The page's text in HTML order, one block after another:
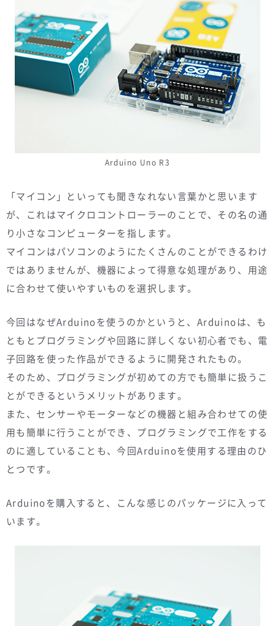
Arduino Uno R3
「マイコン」といっても聞きなれない言葉かと思います
が、これはマイクロコントローラーのことで、その名の通
り小さなコンピューターを指します。
マイコンはパソコンのようにたくさんのことができるわけ
ではありませんが、機器によって得意な処理があり、用途
に合わせて使いやすいものを選択します。
今回はなぜArduinoを使うのかというと、Arduinoは、も
ともとプログラミングや回路に詳しくない初心者でも、電
子回路を使った作品ができるように開発されたもの。
そのため、プログラミングが初めての方でも簡単に扱うこ
とができるというメリットがあります。
また、センサーやモーターなどの機器と組み合わせての使
用も簡単に行うことができ、プログラミングで工作をする
のに適していることも、今回Arduinoを使用する理由のひ
とつです。
Arduinoを購入すると、こんな感じのパッケージに入って
います。